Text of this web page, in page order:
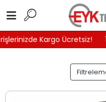
Kargo Ücretsiz!